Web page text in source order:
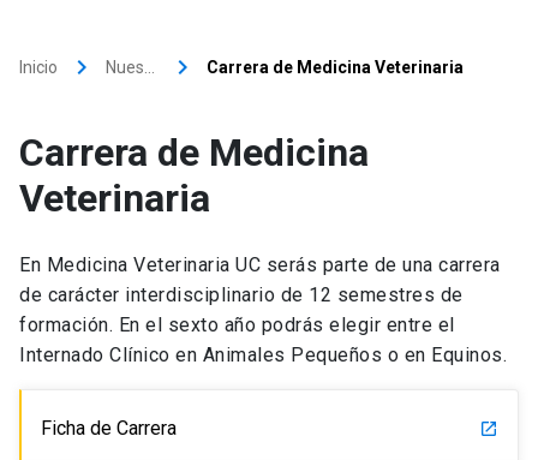
Inicio keyboard_arrow_right keyboard_arrow_right Carrera de Medicina Veterinaria
Carrera de Medicina
Veterinaria
En Medicina Veterinaria UC serás parte de una carrera
de carácter interdisciplinario de 12 semestres de
formación. En el sexto año podrás elegir entre el
Internado Clínico en Animales Pequeños o en Equinos.
Ficha de Carrera launch